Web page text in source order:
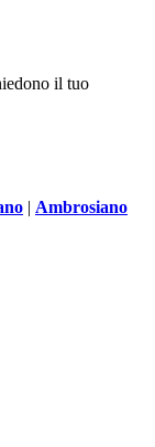
il tuo
| Ambrosiano